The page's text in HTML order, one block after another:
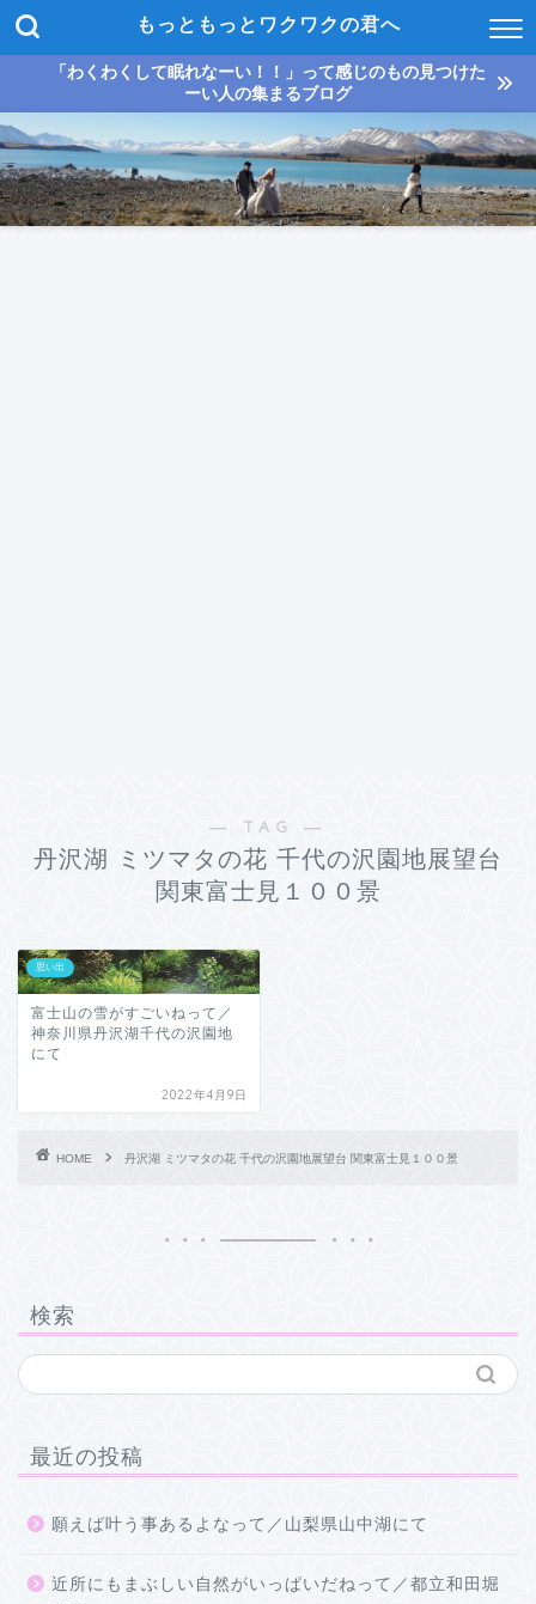
もっともっとワクワクの君へ
「わくわくして眠れなーい！！」って感じのもの見つけた
ーい人の集まるブログ
― TAG ―
丹沢湖 ミツマタの花 千代の沢園地展望台
関東富士見１００景
思い出
富士山の雪がすごいねって／
神奈川県丹沢湖千代の沢園地
にて
2022年4月9日
HOME 丹沢湖 ミツマタの花 千代の沢園地展望台 関東富士見１００景
検索
最近の投稿
願えば叶う事あるよなって／山梨県山中湖にて
近所にもまぶしい自然がいっぱいだねって／都立和田堀